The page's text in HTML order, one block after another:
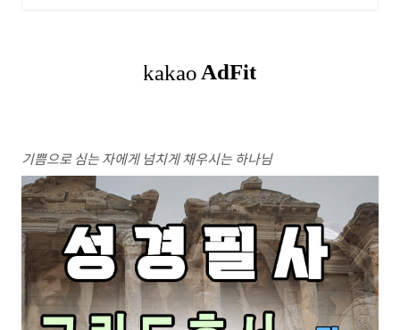
기쁨으로 심는 자에게 넘치게 채우시는 하나님